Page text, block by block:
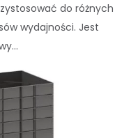
do różnych
wydajności. Jest